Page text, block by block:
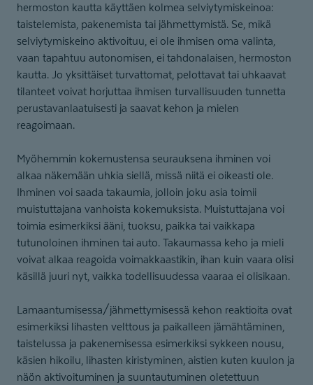
hermoston kautta käyttäen kolmea selviytymiskeinoa:
taistelemista, pakenemista tai jähmettymistä. Se, mikä
selviytymiskeino aktivoituu, ei ole ihmisen oma valinta,
vaan tapahtuu autonomisen, ei tahdonalaisen, hermoston
kautta. Jo yksittäiset turvattomat, pelottavat tai uhkaavat
tilanteet voivat horjuttaa ihmisen turvallisuuden tunnetta
perustavanlaatuisesti ja saavat kehon ja mielen
reagoimaan.
Myöhemmin kokemustensa seurauksena ihminen voi
alkaa näkemään uhkia siellä, missä niitä ei oikeasti ole.
Ihminen voi saada takaumia, jolloin joku asia toimii
muistuttajana vanhoista kokemuksista. Muistuttajana voi
toimia esimerkiksi ääni, tuoksu, paikka tai vaikkapa
tutunoloinen ihminen tai auto. Takaumassa keho ja mieli
voivat alkaa reagoida voimakkaastikin, ihan kuin vaara olisi
käsillä juuri nyt, vaikka todellisuudessa vaaraa ei olisikaan.
Lamaantumisessa/jähmettymisessä kehon reaktioita ovat
esimerkiksi lihasten velttous ja paikalleen jämähtäminen,
taistelussa ja pakenemisessa esimerkiksi sykkeen nousu,
käsien hikoilu, lihasten kiristyminen, aistien kuten kuulon ja
näön aktivoituminen ja suuntautuminen oletettuun